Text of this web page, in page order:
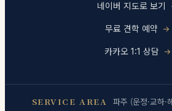
네이버 지도로 보기
무료 견학 예약
카카오 1:1 상담
SERVICE AREA 파주 (운정·교하·